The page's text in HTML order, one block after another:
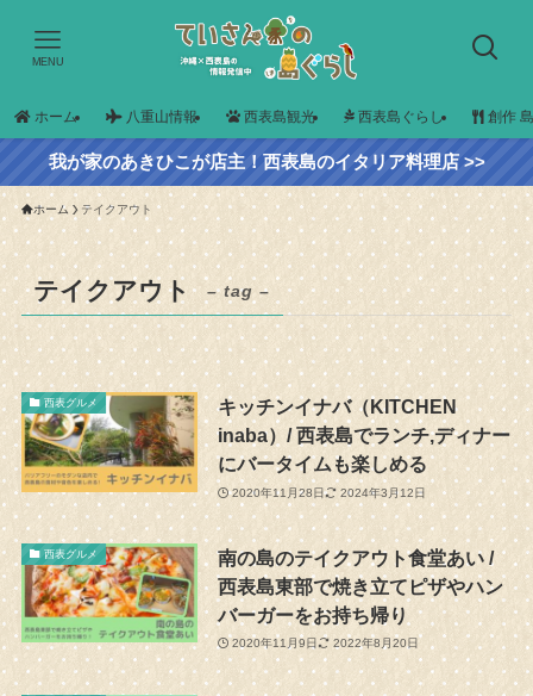
MENU
ホーム 八重山情報 西表島観光 西表島ぐらし 創作
我が家のあきひこが店主！西表島のイタリア料理店 >>
ホーム テイクアウト
テイクアウト – tag –
西表グルメ
キッチンイナバ（KITCHEN
inaba）/ 西表島でランチ,ディナー
にバータイムも楽しめる
2020年11月28日 2024年3月12日
西表グルメ
南の島のテイクアウト食堂あい /
西表島東部で焼き立てピザやハン
バーガーをお持ち帰り
2020年11月9日 2022年8月20日